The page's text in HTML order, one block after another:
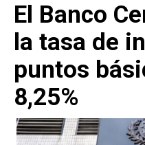
El Banco
la tasa de
puntos
8,25%